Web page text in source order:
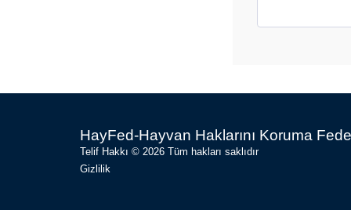
HayFed-Hayvan Haklarını Koruma
Telif Hakkı © 2026 Tüm hakları saklıdır
Gizlilik